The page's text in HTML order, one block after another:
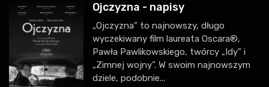
Ojczyzna - napisy
„Ojczyzna” to najnowszy, długo
wyczekiwany film laureata Oscara®,
Pawła Pawlikowskiego, twórcy „Idy” i
„Zimnej wojny”. W swoim najnowszym
dziele, podobnie...